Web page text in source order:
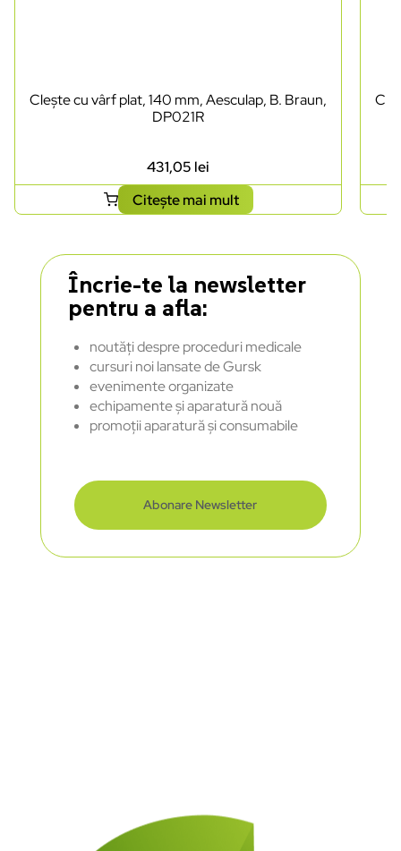
Clește cu vârf plat, 140 mm, Aesculap, B. Braun,
DP021R
431,05 lei
Citește mai mult
Încrie-te la newsletter
pentru a afla:
noutăți despre proceduri medicale
cursuri noi lansate de Gursk
evenimente organizate
echipamente și aparatură nouă
promoții aparatură și consumabile
Abonare Newsletter